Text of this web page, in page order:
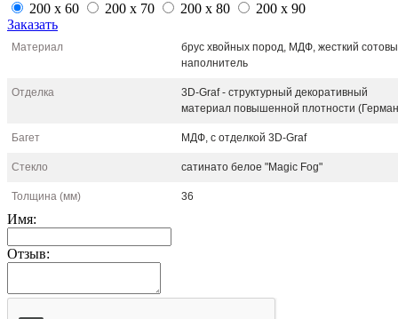
200 x 60
200 x 70 200 x 80
200 x 90
Заказать
Материал
брус хвойных пород, МДФ, жесткий
наполнитель
Отделка
3D-Graf - структурный декоративный
материал повышенной плотности
Багет МДФ, с отделкой 3D-Graf
Стекло сатинато белое "Magic Fog"
Толщина (мм) 36
Имя:
Отзыв: